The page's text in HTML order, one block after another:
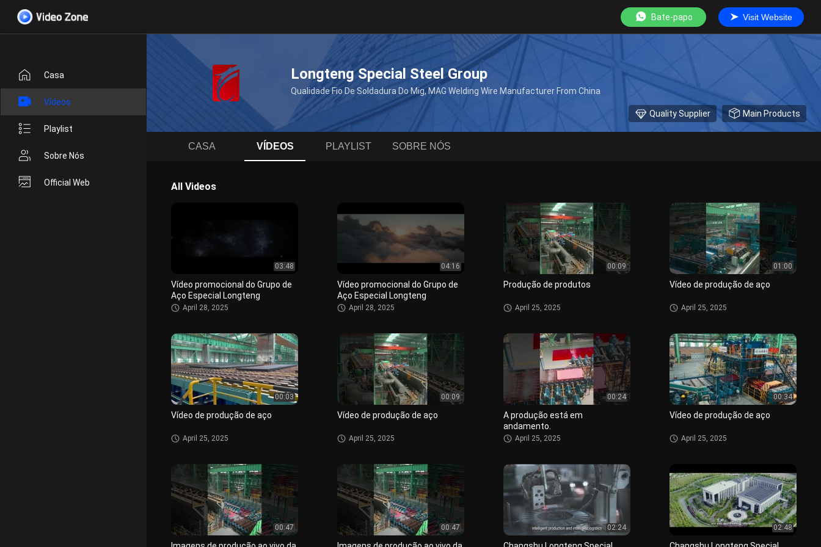
Bate-papo Visit Website
Casa
Vídeos
Playlist
Sobre Nós
Official Web
Longteng Special Steel Group
Qualidade Fio De Soldadura Do Mig, MAG Welding Wire Manufacturer From China
Quality Supplier Main Products
CASA VÍDEOS PLAYLIST SOBRE NÓS
All Videos
03:48
Vídeo promocional do Grupo de
Aço Especial Longteng
April 28, 2025
04:16
Vídeo promocional do Grupo de
Aço Especial Longteng
April 28, 2025
00:09
Produção de produtos
April 25, 2025
01:00
Vídeo de produção de aço
April 25, 2025
00:03
Vídeo de produção de aço
April 25, 2025
00:09
Vídeo de produção de aço
April 25, 2025
00:24
A produção está em
andamento.
April 25, 2025
00:34
Vídeo de produção de aço
April 25, 2025
00:47 00:47 02:24 02:48